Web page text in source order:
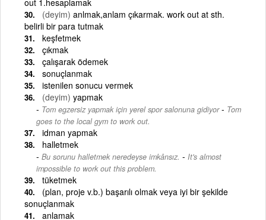
(deyim) anlmak,anlam çıkarmak. work out at sth.
belirli bir para tutmak
keşfetmek
çıkmak
çalışarak ödemek
sonuçlanmak
istenilen sonucu vermek
(deyim) yapmak
Tom egzersiz yapmak için yerel spor salonuna gidiyor- Tom
goes to the local gym to work out.
idman yapmak
halletmek
Bu sorunu halletmek neredeyse imkânsız. - It's almost
impossible to work out this problem.
tüketmek
(plan, proje v.b.) başarılı olmak veya iyi bir şekilde
sonuçlanmak
anlamak